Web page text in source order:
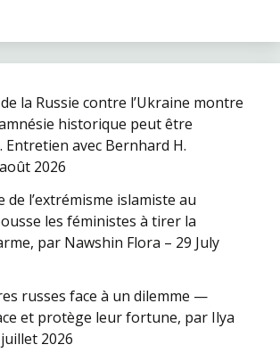
la Russie contre l’Ukraine montre
historique peut être
Entretien avec Bernhard H.
2026
de l’extrémisme islamiste au
les féministes à tirer la
par Nawshin Flora – 29 July
russes face à un dilemme —
et protège leur fortune, par Ilya
2026